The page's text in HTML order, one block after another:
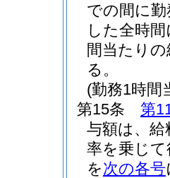
での間に
した全時
間当たり
る。
(勤務1時間
第15条
第
与額は、
率を乗じ
を次の各号